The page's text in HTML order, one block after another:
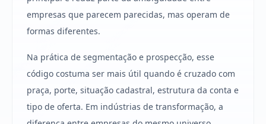
empresas que parecem parecidas, mas operam de
formas diferentes.
Na prática de segmentação e prospecção, esse
código costuma ser mais útil quando é cruzado com
praça, porte, situação cadastral, estrutura da conta e
tipo de oferta. Em indústrias de transformação, a